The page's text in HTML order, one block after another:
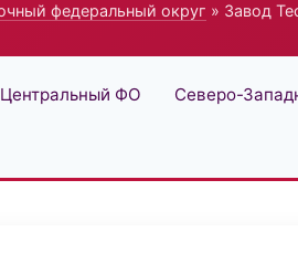
федеральный округ » Завод
Центральный ФО Северо-